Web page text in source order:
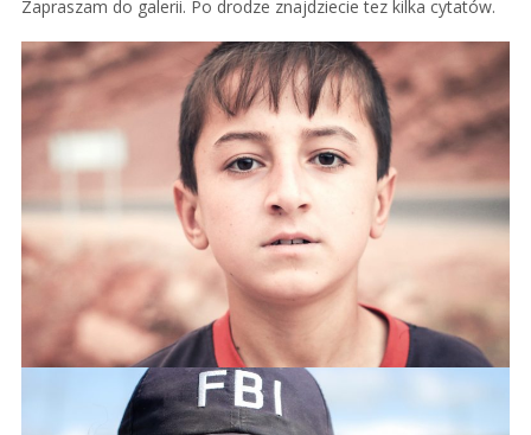
Zapraszam do galerii. Po drodze znajdziecie tez kilka cytatów.